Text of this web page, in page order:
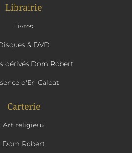
Librairie
Livres
& DVD
dérivés Dom Robert
d'En Calcat
Carterie
Art religieux
Dom Robert